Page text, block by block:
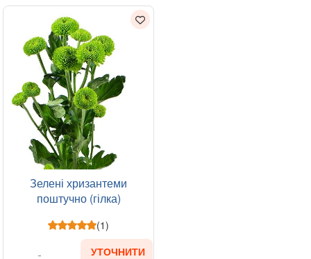
Зелені хризантеми
поштучно (гілка)
(1)
УТОЧНИТИ